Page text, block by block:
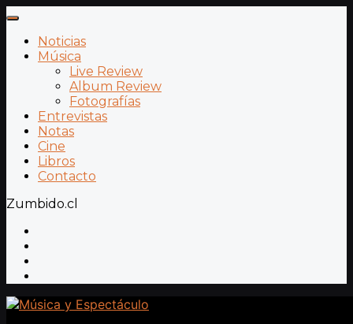
Noticias
Música
Live Review
Album Review
Fotografías
Entrevistas
Notas
Cine
Libros
Contacto
Zumbido.cl